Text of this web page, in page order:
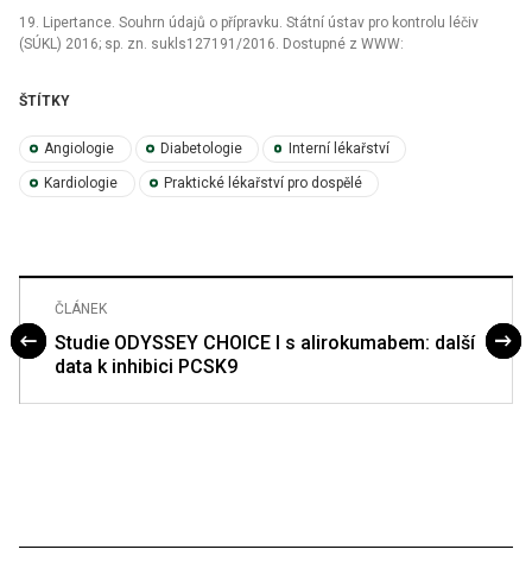
19. Lipertance. Souhrn údajů o přípravku. Státní ústav pro kontrolu léčiv
(SÚKL) 2016; sp. zn. sukls127191/2016. Dostupné z WWW:
ŠTÍTKY
Angiologie Diabetologie Interní lékařství
Kardiologie Praktické lékařství pro dospělé
ČLÁNEK
Studie ODYSSEY CHOICE I s alirokumabem: další
data k inhibici PCSK9